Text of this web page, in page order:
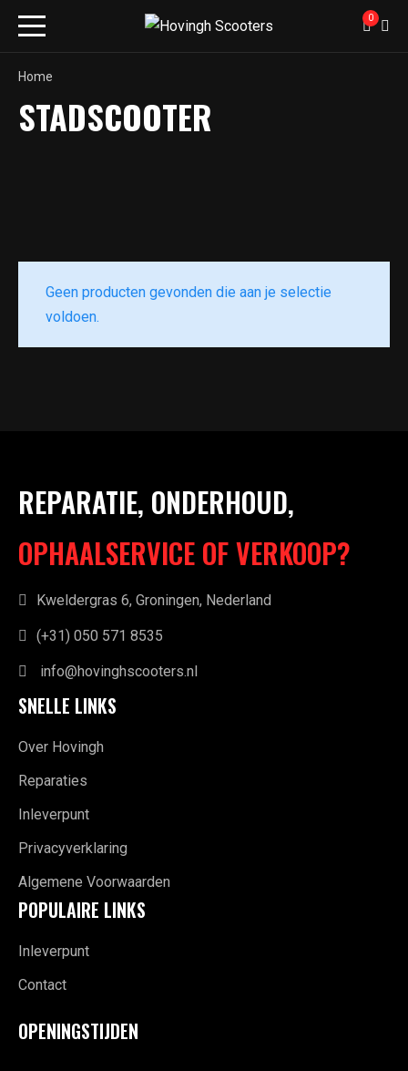
0
Home
STADSCOOTER
Geen producten gevonden die aan je selectie
voldoen.
REPARATIE, ONDERHOUD,
OPHAALSERVICE OF VERKOOP?
Kweldergras 6, Groningen, Nederland
(+31) 050 571 8535
info@hovinghscooters.nl
SNELLE LINKS
Over Hovingh
Reparaties
Inleverpunt
Privacyverklaring
Algemene Voorwaarden
POPULAIRE LINKS
Inleverpunt
Contact
OPENINGSTIJDEN